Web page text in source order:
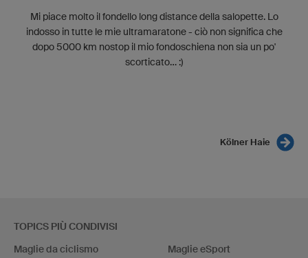
Mi piace molto il fondello long distance della salopette. Lo
indosso in tutte le mie ultramaratone - ciò non significa che
dopo 5000 km nostop il mio fondoschiena non sia un po'
scorticato... :)
Kölner Haie
TOPICS PIÙ CONDIVISI
Maglie da ciclismo
Maglie eSport